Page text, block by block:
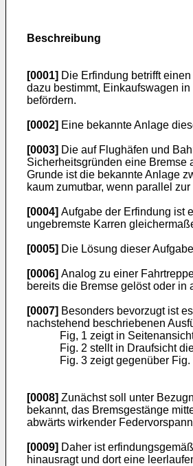
Beschreibung
[0001] Die Erfindung betrifft
dazu bestimmt, Einkaufswagen
befördern.
[0002] Eine bekannte Anlage
[0003] Die auf Flughäfen und
Sicherheitsgründen eine Bremse
Grunde ist die bekannte Anlage
kaum zumutbar, wenn parallel
[0004] Aufgabe der Erfindung ist
ungebremste Karren
[0005] Die Lösung dieser
[0006] Analog zu einer
bereits die Bremse gelöst oder in
[0007] Besonders bevorzugt ist
nachstehend beschriebenen
Fig, 1 zeigt in
Fig. 2 stellt in Draufsicht
Fig. 3 zeigt gegenüber
[0008] Zunächst soll unter
bekannt, das Bremsgestänge
abwärts wirkender
[0009] Daher ist
hinausragt und dort eine